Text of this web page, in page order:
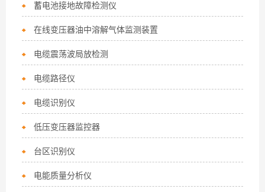
蓄电池接地故障检测仪
在线变压器油中溶解气体监测装置
电缆震荡波局放检测
电缆路径仪
电缆识别仪
低压变压器监控器
台区识别仪
电能质量分析仪